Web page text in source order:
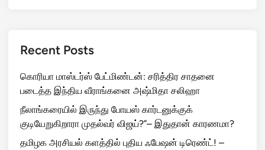
Recent Posts
கொரியா மாஸ்டர்ஸ் பேட்மிண்டன்: சரித்திர சாதனை
படைத்த இந்திய வீராங்கனை அஷ்மிதா சலிஹா
நீலாங்கரையில் இருந்து போயஸ் கார்டனுக்குக்
குடியேறுகிறாரா முதல்வர் விஜய்?”– இதுதான் காரணமா?
தமிழக அரசியல் களத்தில் புதிய ஃபேஷன் டிரெண்ட்! –